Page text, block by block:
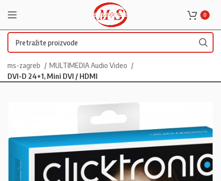
0
ms-zagreb
MULTIMEDIA Audio Video
DVI-D 24+1, Mini DVI / HDMI